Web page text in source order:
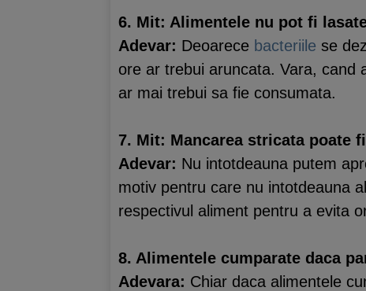
6. Mit: Alimentele nu pot fi
Adevar: Deoarece bacteriile se
ore ar trebui aruncata. Vara, cand
ar mai trebui sa fie consumata.
7. Mit: Mancarea stricata poate
Adevar: Nu intotdeauna putem
motiv pentru care nu intotdeauna
respectivul aliment pentru a evita
8. Alimentele cumparate daca
Adevara: Chiar daca alimentele